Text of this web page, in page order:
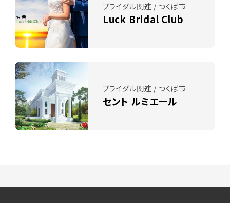
ブライダル関連 / つくば市
Luck Bridal Club
ブライダル関連 / つくば市
セント ルミエール